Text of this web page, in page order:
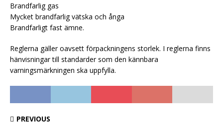
Brandfarlig gas
Mycket brandfarlig vätska och ånga
Brandfarligt fast ämne.
Reglerna gäller oavsett förpackningens storlek. I reglerna finns
hänvisningar till standarder som den kännbara
varningsmärkningen ska uppfylla.
PREVIOUS